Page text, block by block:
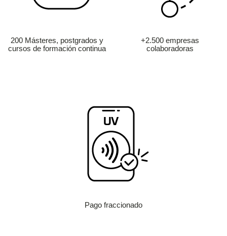
200 Másteres, postgrados y
cursos de formación continua
+2.500 empresas
colaboradoras
Pago fraccionado